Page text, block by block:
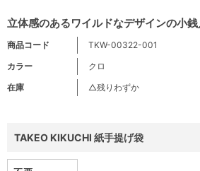
立体感のあるワイルドなデザインの小
商品コード
TKW-00322-001
カラー
クロ
在庫
△残りわずか
TAKEO KIKUCHI 紙手提げ袋